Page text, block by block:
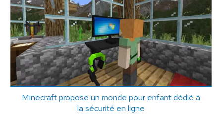
Minecraft propose un monde pour enfant dédié à
la sécurité en ligne